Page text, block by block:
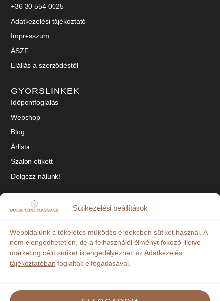
Sütikezelési beállítások
Weboldalunk a tökéletes működés érdekében sütiket használ. A
nem elengedhetetlen, de a felhasználói élményt fokozó illetve
marketing célú sütiket is engedélyezheti azAdatkezelési
tájékoztatóban foglaltak elfogadásával.
+36 30 554 0025
Adatkezelési tájékoztató
Impresszum
ÁSZF
Elállás a szerződéstől
GYORSLINKEK
Időpontfoglalás
Webshop
Blog
Árlista
Szalon etikett
Dolgozz nálunk!
SOCIAL
Tiktok
Facebook
Instagram
lehetőség van!”